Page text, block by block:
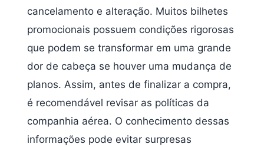
cancelamento e alteração. Muitos bilhetes
promocionais possuem condições rigorosas
que podem se transformar em uma grande
dor de cabeça se houver uma mudança de
planos. Assim, antes de finalizar a compra,
é recomendável revisar as políticas da
companhia aérea. O conhecimento dessas
informações pode evitar surpresas